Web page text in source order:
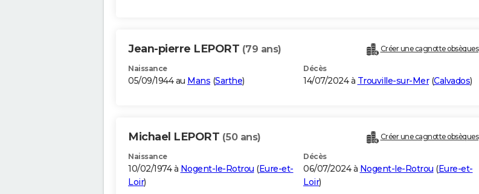
Jean-pierre LEPORT (79 ans) Créer une cagnotte obsèques
Naissance
05/09/1944 au Mans (Sarthe)
Décès
14/07/2024 à Trouville-sur-Mer(Calvados)
Michael LEPORT (50 ans) Créer une cagnotte obsèques
Naissance
10/02/1974 à Nogent-le-Rotrou (Eure-et-
Loir)
Décès
06/07/2024 à Nogent-le-Rotrou (Eure-et-
Loir)